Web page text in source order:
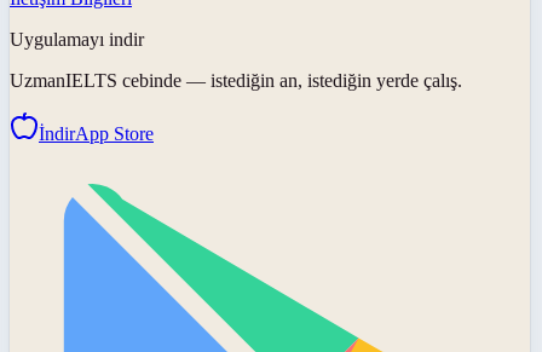
Uygulamayı indir
UzmanIELTS cebinde — istediğin an, istediğin yerde çalış.
İndirApp Store